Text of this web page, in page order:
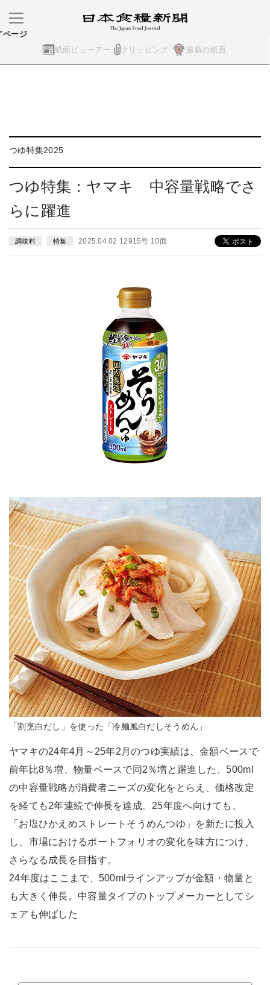
紙面ビューアー クリッピング 最新の紙面
ページ
つゆ特集2025
つゆ特集：ヤマキ 中容量戦略でさ
らに躍進
調味料 特集 2025.04.02 12915号 10面
「割烹白だし」を使った「冷麺風白だしそうめん」
ヤマキの24年4月～25年2月のつゆ実績は、金額ベースで
前年比8％増、物量ベースで同2％増と躍進した。500ml
の中容量戦略が消費者ニーズの変化をとらえ、価格改定
を経ても2年連続で伸長を達成。25年度へ向けても、
「お塩ひかえめストレートそうめんつゆ」を新たに投入
し、市場におけるポートフォリオの変化を味方につけ、
さらなる成長を目指す。
24年度はここまで、500mlラインアップが金額・物量と
も大きく伸長。中容量タイプのトップメーカーとしてシ
ェアも伸ばした